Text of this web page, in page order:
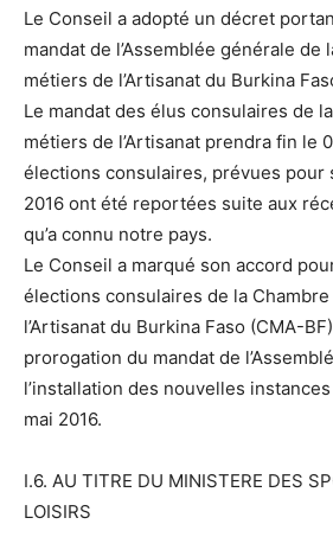
Le Conseil a adopté un décret
mandat de l’Assemblée générale de
métiers de l’Artisanat du Burkina
Le mandat des élus consulaires de
métiers de l’Artisanat prendra fin le
élections consulaires, prévues
2016 ont été reportées suite aux
qu’a connu notre pays.
Le Conseil a marqué son accord
élections consulaires de la
l’Artisanat du Burkina Faso (CMA-
prorogation du mandat de
l’installation des nouvelles
mai 2016.
I.6. AU TITRE DU MINISTERE DES
LOISIRS